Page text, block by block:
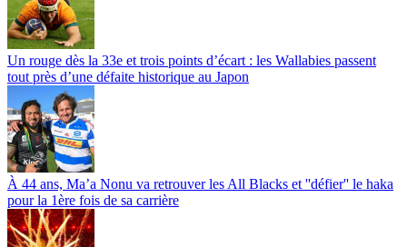
Un rouge dès la 33e et trois points d’écart : les Wallabies passent
tout près d’une défaite historique au Japon
À 44 ans, Ma’a Nonu va retrouver les All Blacks et ''défier'' le haka
pour la 1ère fois de sa carrière